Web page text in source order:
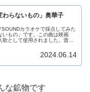
わらないもの」奥華子
カラオケで採点してみた
いもの」です。この曲は映画
歌として使用されました。昔の
2024.06.14
な鉱物です